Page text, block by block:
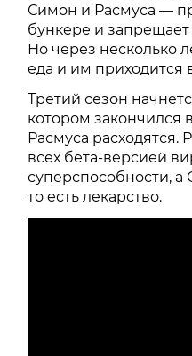
Симон и Расмуса —
бункере и
Но через несколько
еда и им приходится
Третий сезон
котором закончился
Расмуса расходятся.
всех бета-версией
суперспособности, а
то есть лекарство.